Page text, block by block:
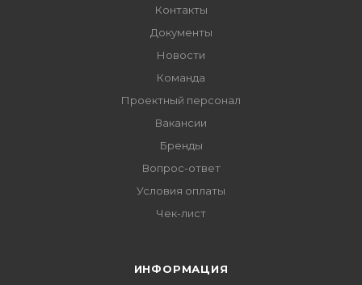
Контакты
Документы
Новости
Команда
Проектный персонал
Вакансии
Бренды
Вопрос-ответ
Условия оплаты
Чек-лист
ИНФОРМАЦИЯ